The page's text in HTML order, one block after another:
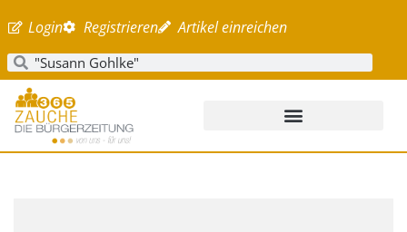
Login Registrieren Artikel einreichen